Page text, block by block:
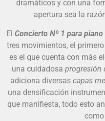
dramáticos y con una
apertura sea la
El Concierto Nº 1 para piano
tres movimientos, el
es el que cuenta con más
una cuidadosa progresión
adiciona diversas capas
una densificación
que manifiesta, todo esto